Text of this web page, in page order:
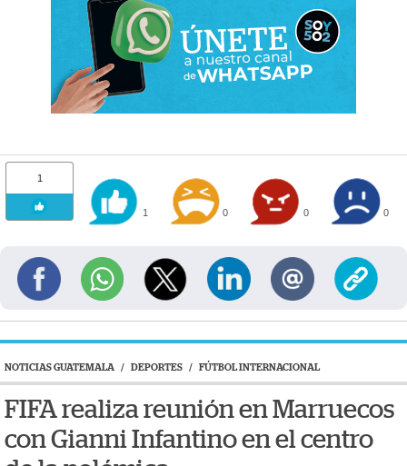
1
1 0 0 0
NOTICIAS GUATEMALA / DEPORTES / FÚTBOL INTERNACIONAL
FIFA realiza reunión en Marruecos
con Gianni Infantino en el centro